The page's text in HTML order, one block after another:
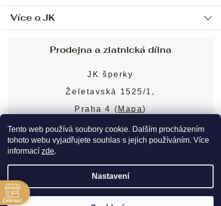
Tento web používá soubory cookie. Dalším procházením
tohoto webu vyjadřujete souhlas s jejich používáním. Více
informací zde.
Nastavení
Ochrana osobních údajů
Sjednání osobní schůzky
Obchodní podmínky
Puncovní značky
Více o JK
Blog
Nejčastější dotazy
Prodejna a zlatnická dílna
JK šperky
Želetavská 1525/1,
Praha 4 (Mapa)
Více o prodejně
Copyright 2026JK šperky. Všechna práva
vyhrazena. Upravit nastavení cookies
Zobrazit